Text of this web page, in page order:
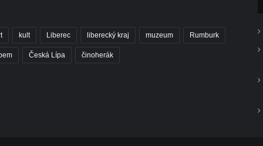
kult Liberec liberecký kraj muzeum Rumburk
Česká Lípa činoherák